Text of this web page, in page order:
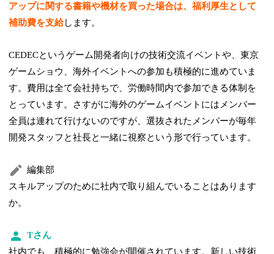
アップに関する書籍や機材を買った場合は、福利厚生として
補助費を支給します。
CEDECというゲーム開発者向けの技術交流イベントや、東京
ゲームショウ、海外イベントへの参加も積極的に進めていま
す。費用は全て会社持ちで、労働時間内で参加できる体制を
とっています。さすがに海外のゲームイベントにはメンバー
全員は連れて行けないのですが、選抜されたメンバーが毎年
開発スタッフと社長と一緒に視察という形で行っています。
編集部
スキルアップのために社内で取り組んでいることはあります
か。
Tさん
社内でも、積極的に勉強会が開催されています。新しい技術